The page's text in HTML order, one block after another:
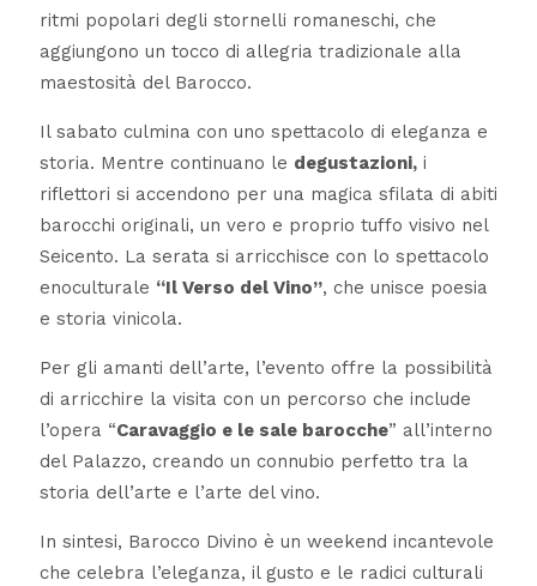
ritmi popolari degli stornelli romaneschi, che
aggiungono un tocco di allegria tradizionale alla
maestosità del Barocco.
Il sabato culmina con uno spettacolo di eleganza e
storia. Mentre continuano le degustazioni,i
riflettori si accendono per una magica sfilata di abiti
barocchi originali, un vero e proprio tuffo visivo nel
Seicento. La serata si arricchisce con lo spettacolo
enoculturale “Il Verso del Vino”, che unisce poesia
e storia vinicola.
Per gli amanti dell’arte, l’evento offre la possibilità
di arricchire la visita con un percorso che include
l’opera “Caravaggio e le sale barocche” all’interno
del Palazzo, creando un connubio perfetto tra la
storia dell’arte e l’arte del vino.
In sintesi, Barocco Divino è un weekend incantevole
che celebra l’eleganza, il gusto e le radici culturali